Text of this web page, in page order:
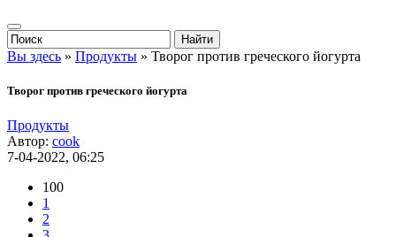
Вы здесь » Продукты » Творог против греческого йогурта
Творог против греческого йогурта
Продукты
Автор: cook
7-04-2022, 06:25
100
1
2